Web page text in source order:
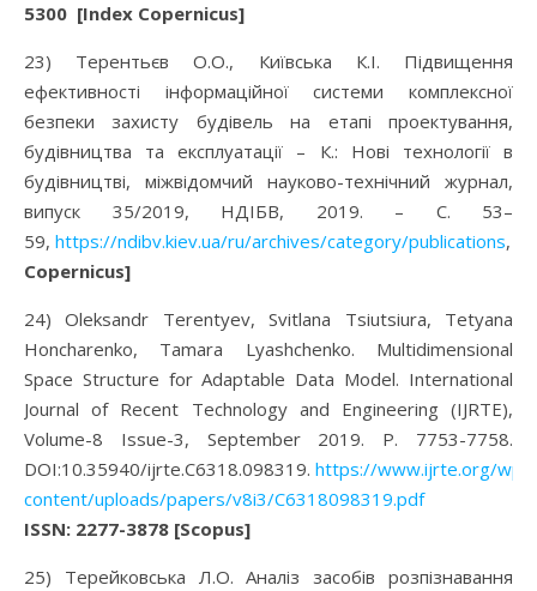
5300 [Index Copernicus]
23) Терентьєв О.О., Київська К.І. Підвищення
ефективності інформаційної системи комплексної
безпеки захисту будівель на етапі проектування,
будівництва та експлуатації – К.: Нові технології в
будівництві, міжвідомчий науково-технічний журнал,
випуск 35/2019, НДІБВ, 2019. – С. 53–
59, https://ndibv.kiev.ua/ru/archives/category/publications,
Copernicus]
24) Oleksandr Terentyev, Svitlana Tsiutsiura, Tetyana
Honcharenko, Tamara Lyashchenko. Multidimensional
Space Structure for Adaptable Data Model. International
Journal of Recent Technology and Engineering (IJRTE),
Volume-8 Issue-3, September 2019. Р. 7753-7758.
DOI:10.35940/ijrte.C6318.098319. https://www.ijrte.org/wp-
content/uploads/papers/v8i3/C6318098319.pdf
ISSN: 2277-3878 [Scopus]
25) Терейковська Л.О. Аналіз засобів розпізнавання